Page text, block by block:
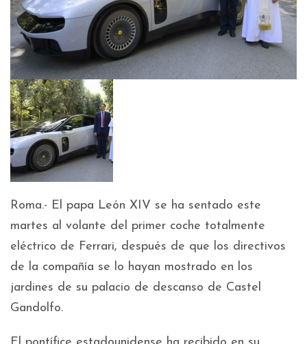
Roma.- El papa León XIV se ha sentado este
martes al volante del primer coche totalmente
eléctrico de Ferrari, después de que los directivos
de la compañía se lo hayan mostrado en los
jardines de su palacio de descanso de Castel
Gandolfo.